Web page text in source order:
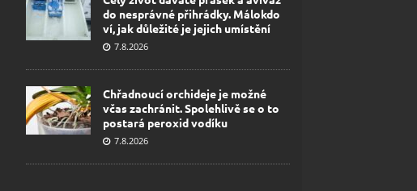
do nesprávné přihrádky. Málokdo
ví, jak důležité je jejich umístění
7.8.2026
Chřadnoucí orchideje je možné
včas zachránit. Spolehlivě se o to
postará peroxid vodíku
7.8.2026